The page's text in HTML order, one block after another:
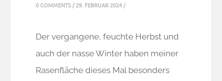
0 COMMENTS /29. FEBRUAR 2024 /
Der vergangene, feuchte Herbst und
auch der nasse Winter haben meiner
Rasenfläche dieses Mal besonders